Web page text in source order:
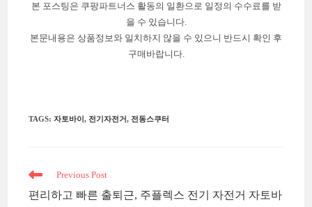
본 포스팅은 쿠팡파트너스 활동의 일환으로 일정의 수수료를 받
을 수 있습니다.
본문내용은 상품정보와 일치하지 않을 수 있으니 반드시 확인 후
구매바랍니다.
TAGS:자토바이, 전기자전거, 전동스쿠터
Read
articles
Previous Post
편리하고 빠른 출퇴근, 주플렉스 전기 자전거 자토바